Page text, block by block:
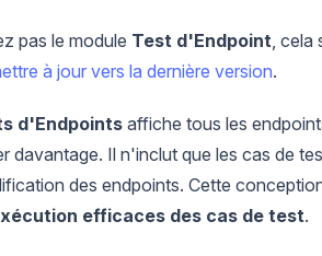
pas le module Test d'Endpoint, cela
à jour vers la dernière version.
d'Endpoints affiche tous les
davantage. Il n'inclut que les cas de
des endpoints. Cette
efficaces des cas de test.